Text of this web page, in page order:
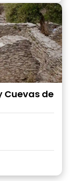
Cuevas de